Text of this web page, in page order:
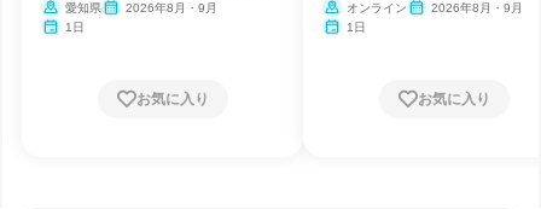
愛知県
2026年8月・9月
1日
お気に入り
オンライン
2026年8月・9月
1日
お気に入り